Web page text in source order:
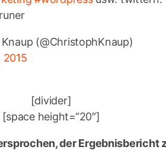
(@ChristophKnaup)
2015
[divider]
[space height=“20″]
der Ergebnisbericht